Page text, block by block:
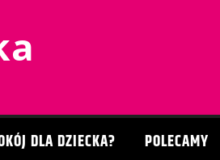
DLA DZIECKA? POLECAMY